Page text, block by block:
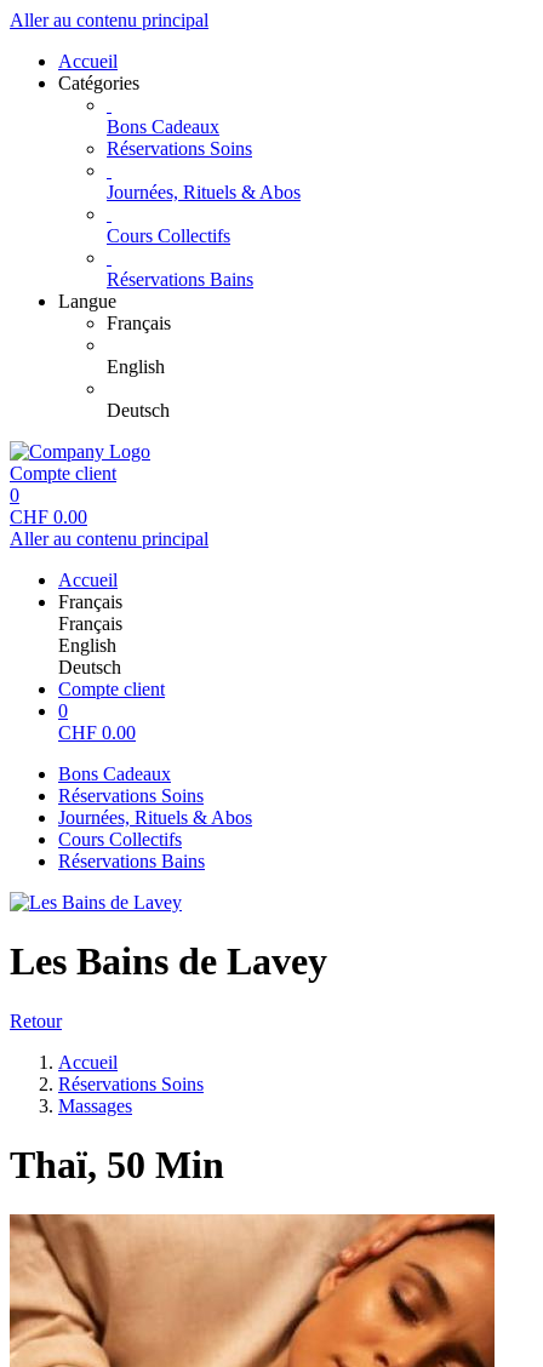
Aller au contenu principal
Accueil
Catégories
Bons Cadeaux
Réservations Soins
Journées, Rituels & Abos
Cours Collectifs
Réservations Bains
Langue
Français
English
Deutsch
Compte client
0
CHF 0.00
Aller au contenu principal
Accueil
Français
Français
English
Deutsch
Compte client
0
CHF 0.00
Bons Cadeaux
Réservations Soins
Journées, Rituels & Abos
Cours Collectifs
Réservations Bains
Les Bains de Lavey
Retour
Accueil
Réservations Soins
Massages
Thaï, 50 Min